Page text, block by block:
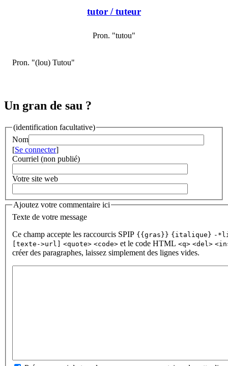
tutor / tuteur
Pron. "tutou"
Pron. "(lou) Tutou"
Un gran de sau ?
(identification facultative)
Nom
[Se connecter]
Courriel (non publié)
Votre site web
Ajoutez votre commentaire ici
Texte de votre message
Ce champ accepte les raccourcis SPIP {{gras}} {italique} -
[texte->url] <quote> <code> et le code HTML <q> <del>
créer des paragraphes, laissez simplement des lignes vides.